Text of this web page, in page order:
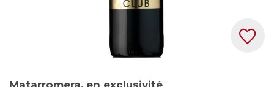
Matarromera, en exclusivité